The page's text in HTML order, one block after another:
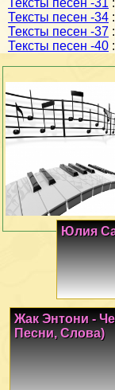
Тексты песен -31
Тексты песен -34
Тексты песен -37
Тексты песен -40
Юлия
Жак Энтони -
Песни, Слова)